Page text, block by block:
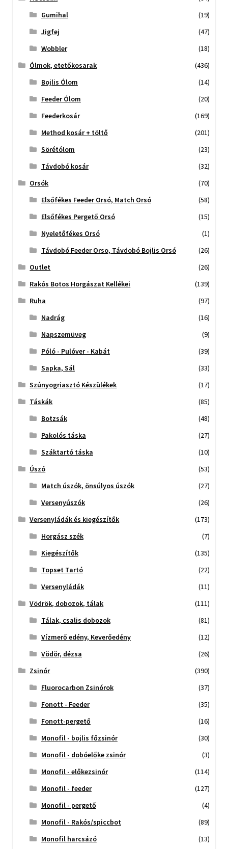
Gumihal
(19)
Jigfej
(47)
Wobbler
(18)
Ólmok, etetőkosarak
(436)
Bojlis Ólom
(14)
Feeder Ólom
(20)
Feederkosár
(169)
Method kosár + töltő
(201)
Sörétólom
(23)
Távdobó kosár
(32)
Orsók
(70)
Elsőfékes Feeder Orsó, Match Orsó
(58)
Elsőfékes Pergető Orsó
(15)
Nyeletőfékes Orsó
(1)
Távdobó Feeder Orso, Távdobó Bojlis Orsó
(26)
Outlet
(26)
Rakós Botos Horgászat Kellékei
(139)
Ruha
(97)
Nadrág
(16)
Napszemüveg
(9)
Póló - Pulóver - Kabát
(39)
Sapka, Sál
(33)
Szúnyogriasztó Készülékek
(17)
Táskák
(85)
Botzsák
(48)
Pakolós táska
(27)
Száktartó táska
(10)
Úszó
(53)
Match úszók, önsúlyos úszók
(27)
Versenyúszók
(26)
Versenyládák és kiegészítők
(173)
Horgász szék
(7)
Kiegészítők
(135)
Topset Tartó
(22)
Versenyládák
(11)
Vödrök, dobozok, tálak
(111)
Tálak, csalis dobozok
(81)
Vízmerő edény, Keverőedény
(12)
Vödör, dézsa
(26)
Zsinór
(390)
Fluorocarbon Zsinórok
(37)
Fonott - Feeder
(35)
Fonott-pergető
(16)
Monofil - bojlis főzsinór
(30)
Monofil - dobóelőke zsinór
(3)
Monofil - előkezsinór
(114)
Monofil - feeder
(127)
Monofil - pergető
(4)
Monofil - Rakós/spiccbot
(89)
Monofil harcsázó
(13)